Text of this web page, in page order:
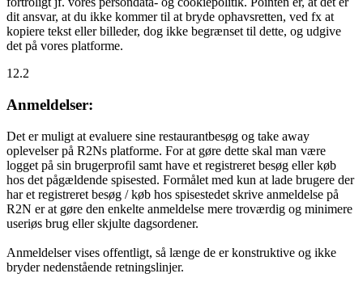
dit ansvar, at du ikke kommer til at bryde ophavsretten, ved fx at
kopiere tekst eller billeder, dog ikke begrænset til dette, og udgive
det på vores platforme.
12.2
Anmeldelser:
Det er muligt at evaluere sine restaurantbesøg og take away
oplevelser på R2Ns platforme. For at gøre dette skal man være
logget på sin brugerprofil samt have et registreret besøg eller køb
hos det pågældende spisested. Formålet med kun at lade brugere der
har et registreret besøg / køb hos spisestedet skrive anmeldelse på
R2N er at gøre den enkelte anmeldelse mere troværdig og minimere
useriøs brug eller skjulte dagsordener.
Anmeldelser vises offentligt, så længe de er konstruktive og ikke
bryder nedenstående retningslinjer.